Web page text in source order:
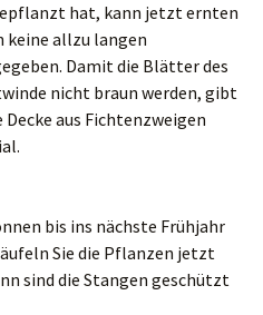
hat, kann jetzt ernten
keine allzu langen
Damit die Blätter des
nicht braun werden, gibt
aus Fichtenzweigen
bis ins nächste Frühjahr
Sie die Pflanzen jetzt
sind die Stangen geschützt